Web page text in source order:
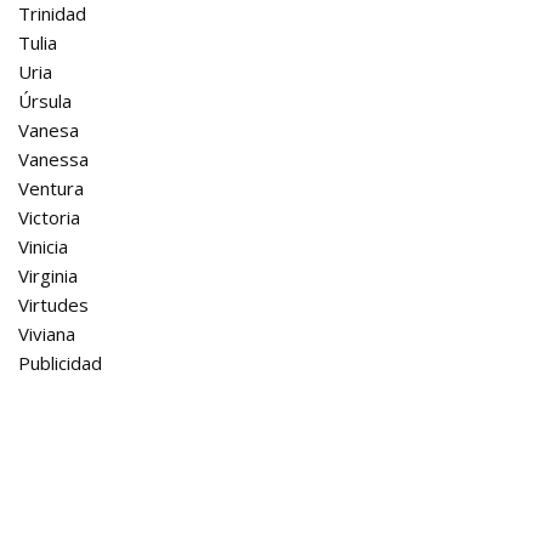
Trinidad
Tulia
Uria
Úrsula
Vanesa
Vanessa
Ventura
Victoria
Vinicia
Virginia
Virtudes
Viviana
Publicidad